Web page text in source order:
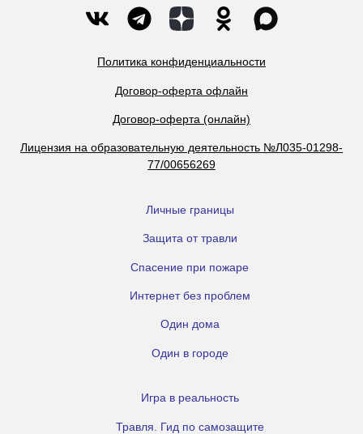
Политика конфиденциальности
Договор-оферта офлайн
Договор-оферта (онлайн)
Лицензия на образовательную деятельность №Л035-01298-
77/00656269
Личные границы
Защита от травли
Спасение при пожаре
Интернет без проблем
Один дома
Один в городе
Игра в реальность
Травля. Гид по самозащите